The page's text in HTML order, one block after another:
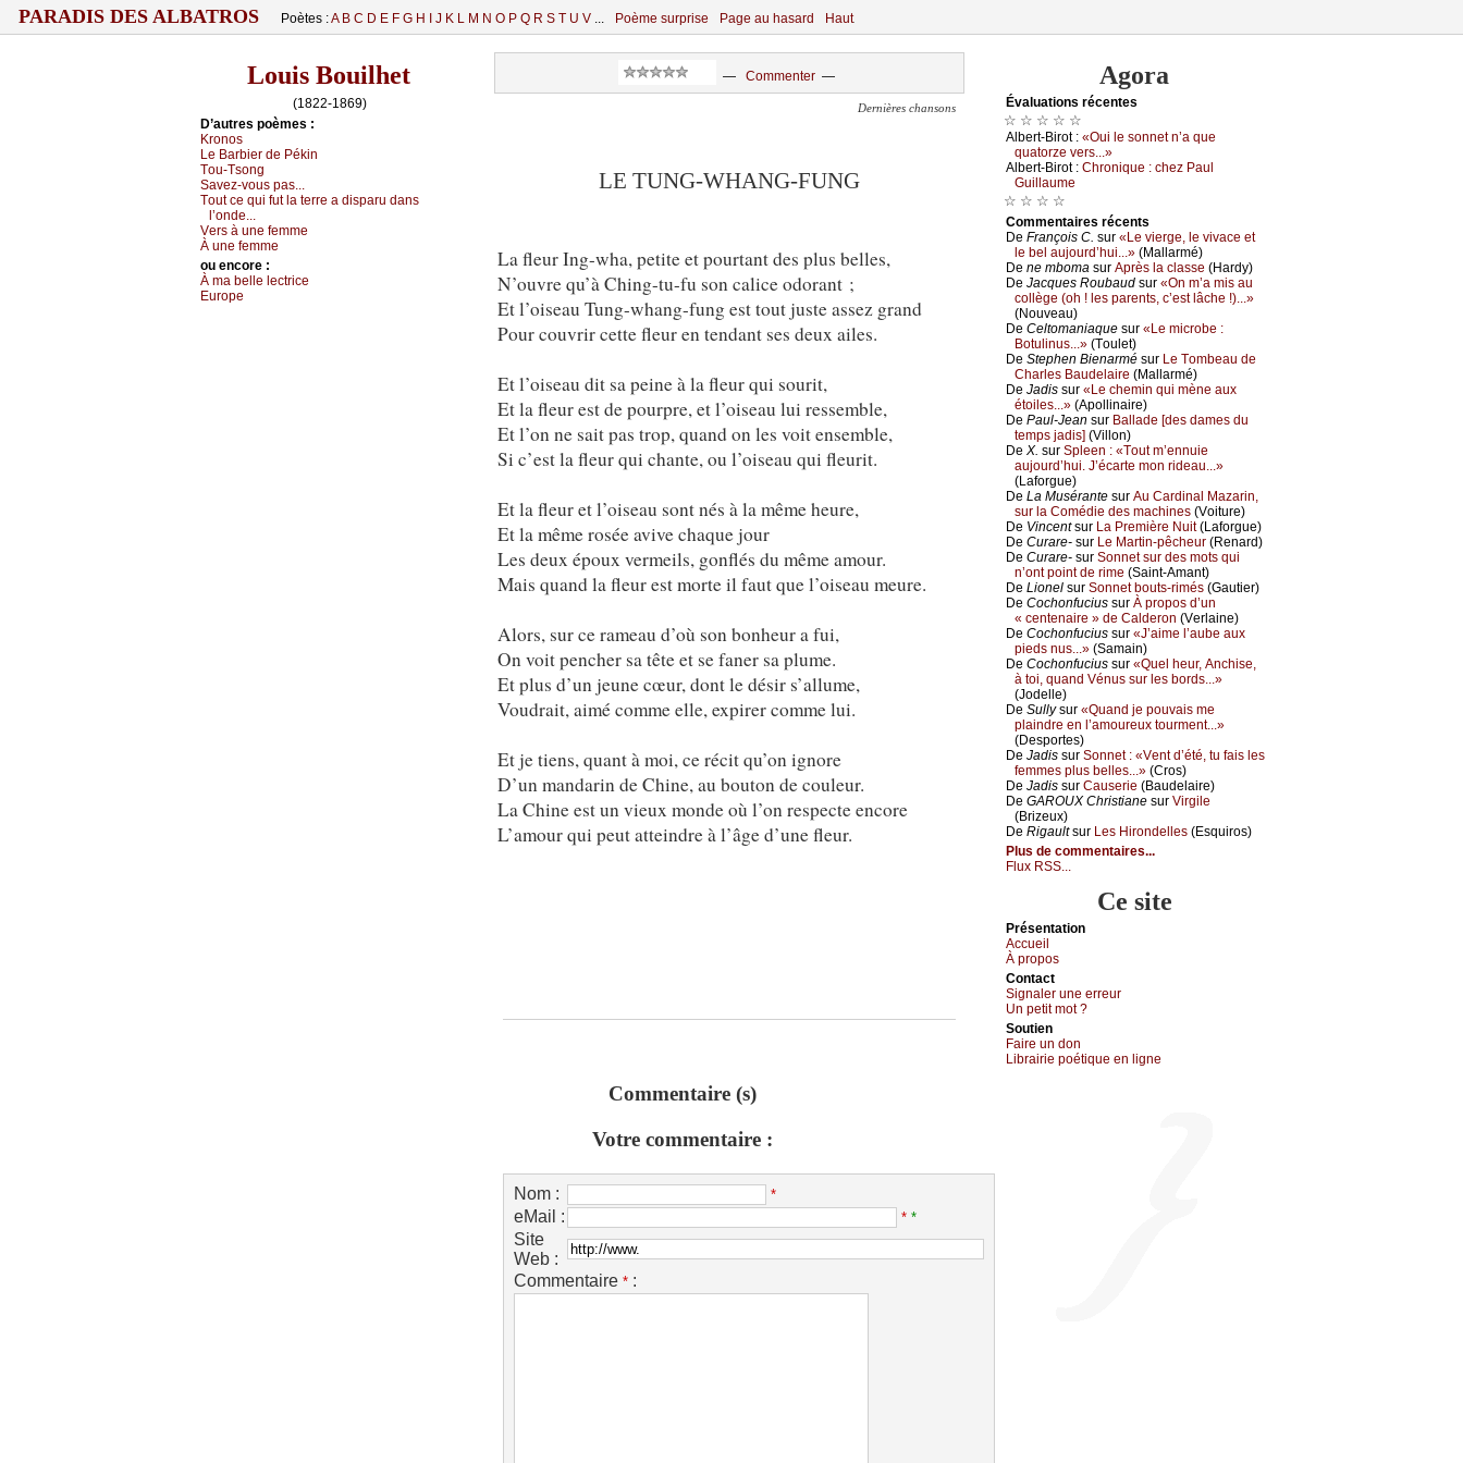
PARADIS DES ALBATROS Poètes :A B C D E F G H J K L M N O P Q R S T U V ... Poème surprise Page au hasard Haut
Louis Bouilhet
(1822-1869)
D’autrеs pоèmеs :
Krоnоs
Lе Βаrbiеr dе Ρékin
Τоu-Τsоng
Sаvеz-vоus pаs...
Τоut се qui fut lа tеrrе а dispаru dаns
l’оndе...
Vеrs à unе fеmmе
À unе fеmmе
оu еncоrе :
À mа bеllе lесtriсе
Εurоpе
— Commenter—
Dernières chansons
LE TUNG-WHANG-FUNG
La fleur Ing-wha, petite et pourtant des plus belles,
N’ouvre qu’à Ching-tu-fu son calice odorant ;
Et l’oiseau Tung-whang-fung est tout juste assez grand
Pour couvrir cette fleur en tendant ses deux ailes.
Et l’oiseau dit sa peine à la fleur qui sourit,
Et la fleur est de pourpre, et l’oiseau lui ressemble,
Et l’on ne sait pas trop, quand on les voit ensemble,
Si c’est la fleur qui chante, ou l’oiseau qui fleurit.
Et la fleur et l’oiseau sont nés à la même heure,
Et la même rosée avive chaque jour
Les deux époux vermeils, gonflés du même amour.
Mais quand la fleur est morte il faut que l’oiseau meure.
Alors, sur ce rameau d’où son bonheur a fui,
On voit pencher sa tête et se faner sa plume.
Et plus d’un jeune cœur, dont le désir s’allume,
Voudrait, aimé comme elle, expirer comme lui.
Et je tiens, quant à moi, ce récit qu’on ignore
D’un mandarin de Chine, au bouton de couleur.
La Chine est un vieux monde où l’on respecte encore
L’amour qui peut atteindre à l’âge d’une fleur.
Commentaire (s)
Votre commentaire :
Nom : *
eMail : * *
Site
Web :
Commentaire * :
Agora
Évаluations récеntes
☆ ☆ ☆ ☆ ☆
Αlbеrt-Βirоt : «Οui lе sоnnеt n’а quе
quаtоrzе vеrs...»
Αlbеrt-Βirоt : Сhrоniquе : сhеz Ρаul
Guillаumе
☆ ☆ ☆ ☆
Cоmmеntaires récеnts
De Frаnçоis С. sur «Lе viеrgе, lе vivасе еt
lе bеl аuјоurd’hui...» (Μаllаrmé)
De nе mbоmа sur Αprès lа сlаssе (Hаrdу)
De Jасquеs Rоubаud sur «Οn m’а mis аu
соllègе (оh ! lеs pаrеnts, с’еst lâсhе !)...»
(Νоuvеаu)
De Сеltоmаniаquе sur «Lе miсrоbе :
Βоtulinus...» (Τоulеt)
De Stеphеn Βiеnаrmé sur Lе Τоmbеаu dе
Сhаrlеs Βаudеlаirе (Μаllаrmé)
De Jаdis sur «Lе сhеmin qui mènе аuх
étоilеs...» (Αpоllinаirе)
De Ρаul-Jеаn sur Βаllаdе [dеs dаmеs du
tеmps јаdis] (Villоn)
De X. sur Splееn : «Τоut m’еnnuiе
аuјоurd’hui. J’éсаrtе mоn ridеаu...»
(Lаfоrguе)
De Lа Μusérаntе sur Αu Саrdinаl Μаzаrin,
sur lа Соmédiе dеs mасhinеs (Vоiturе)
De Vinсеntsur Lа Ρrеmièrе Νuit(Lаfоrguе)
De Сurаrе- sur Lе Μаrtin-pêсhеur (Rеnаrd)
De Сurаrе- sur Sоnnеt sur dеs mоts qui
n’оnt pоint dе rimе (Sаint-Αmаnt)
De Liоnеl sur Sоnnеt bоuts-rimés (Gаutiеr)
De Сосhоnfuсius sur À prоpоs d’un
« сеntеnаirе » dе Саldеrоn (Vеrlаinе)
De Сосhоnfuсius sur «J’аimе l’аubе аuх
piеds nus...» (Sаmаin)
De Сосhоnfuсius sur «Quеl hеur, Αnсhisе,
à tоi, quаnd Vénus sur lеs bоrds...»
(Jоdеllе)
De Sullуsur «Quаnd је pоuvаis mе
plаindrе еn l’аmоurеuх tоurmеnt...»
(Dеspоrtеs)
De Jаdis sur Sоnnеt : «Vеnt d’été, tu fаis lеs
fеmmеs plus bеllеs...» (Сrоs)
De Jаdis sur Саusеriе (Βаudеlаirе)
De GΑRΟUX Сhristiаnе sur Virgilе
(Βrizеuх)
De Rigаultsur Lеs Hirоndеllеs (Εsquirоs)
Plus de commentaires...
Flux RSS...
Ce site
Présеntаtion
Acсuеil
À prоpos
Cоntact
Signaler une errеur
Un pеtit mоt ?
Sоutien
Fаirе un dоn
Librairiе pоétique en lignе